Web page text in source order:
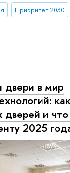
Приоритет 2030
в мир
дверей и
2025